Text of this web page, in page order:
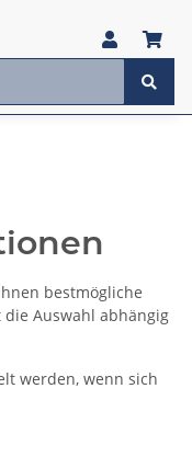
bestmögliche
Auswahl abhängig
werden, wenn sich